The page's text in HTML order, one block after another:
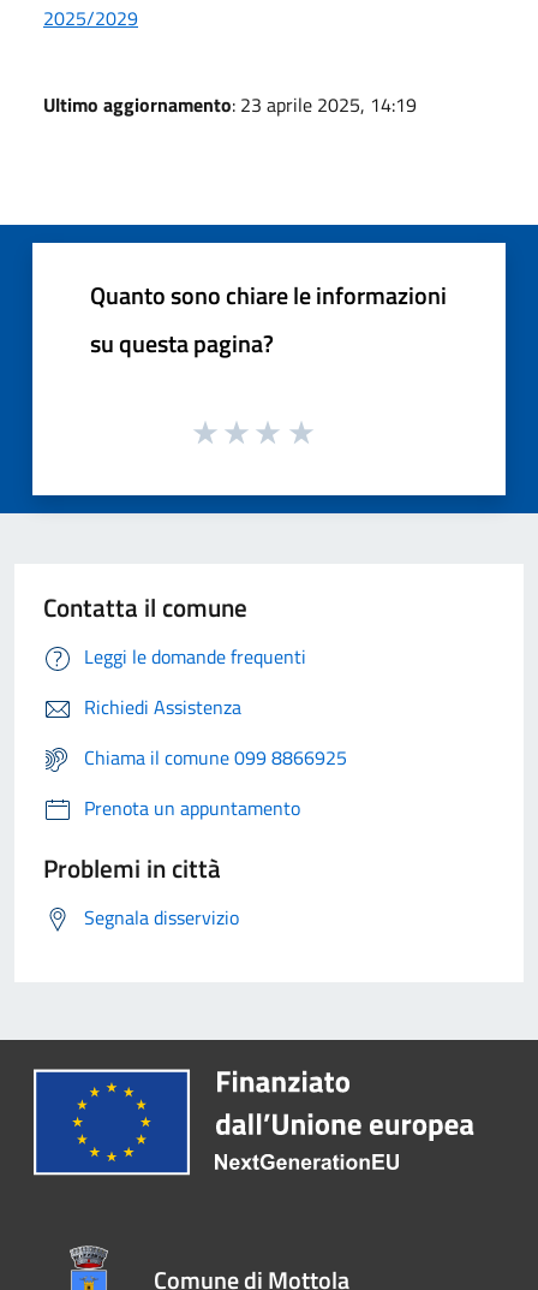
2025/2029
Ultimo aggiornamento: 23 aprile 2025, 14:19
Quanto sono chiare le informazioni
su questa pagina?
Contatta il comune
Leggi le domande frequenti
Richiedi Assistenza
Chiama il comune 099 8866925
Prenota un appuntamento
Problemi in città
Segnala disservizio
Comune di Mottola